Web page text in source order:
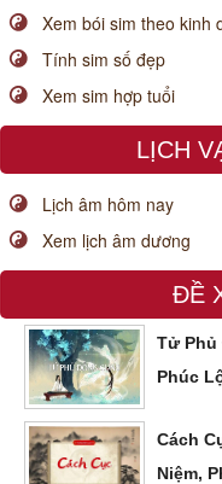
Xem bói sim theo kinh
Tính sim số đẹp
Xem sim hợp tuổi
LỊCH
Lịch âm hôm nay
Xem lịch âm dương
ĐỀ
Tử Phủ
Phúc
Cách
Niệm,